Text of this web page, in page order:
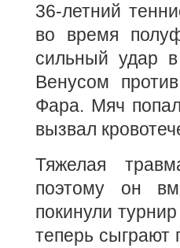
36-летний
во время
сильный удар
Венусом
Фара. Мяч
вызвал
Тяжелая
поэтому он
покинули
теперь сыграют